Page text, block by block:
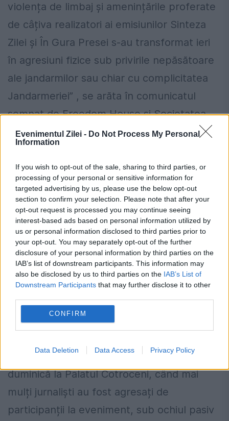
Evenimentul Zilei - Do Not Process My Personal
Information
If you wish to opt-out of the sale, sharing to third parties, or
processing of your personal or sensitive information for
targeted advertising by us, please use the below opt-out
section to confirm your selection. Please note that after your
opt-out request is processed you may continue seeing
interest-based ads based on personal information utilized by
us or personal information disclosed to third parties prior to
your opt-out. You may separately opt-out of the further
disclosure of your personal information by third parties on the
IAB’s list of downstream participants. This information may
also be disclosed by us to third parties on the IAB’s List of
Downstream Participants that may further disclose it to other
CONFIRM
Data Deletion Data Access Privacy Policy
violența de limbaj și amenințările proferate
de câțiva realizatori ai emisiunilor Sinteza
Zilei și În Gura Presei s-au transformat ieri
în agresiuni fizice sub privirile nepăsătoare
ale jandarmilor sau chiar cu complicitatea
Jandarmeriei” , se arăta în comunicatul
semnat de Freedom House şi Societatea
Timişoara.
Pe de altă parte, organizaţia lui Mircea
Toma a dat atunci următorul comunicat:
"ActiveWatch condamnă modul
de ordine în timpul mitingului desfășurat
duminică la Palatul Cotroceni, când mai
mulți jurnaliști au fost agresați de
participanții la eveniment, sub ochiul pasiv